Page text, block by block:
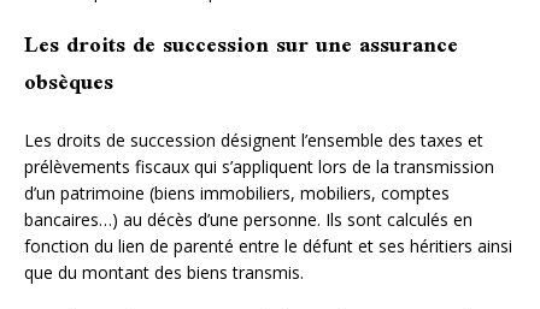
Les droits de succession sur une assurance
obsèques
Les droits de succession désignent l’ensemble des taxes et
prélèvements fiscaux qui s’appliquent lors de la transmission
d’un patrimoine (biens immobiliers, mobiliers, comptes
bancaires…) au décès d’une personne. Ils sont calculés en
fonction du lien de parenté entre le défunt et ses héritiers ainsi
que du montant des biens transmis.